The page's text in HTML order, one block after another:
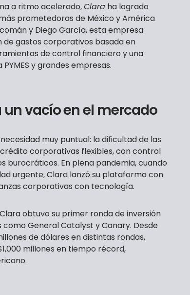
a ritmo acelerado,Clara ha logrado
prometedoras de México y América
y Diego García, esta empresa
gastos corporativos basada en
de control financiero y una
y grandes empresas.
vacío en el mercado
muy puntual: la dificultad de las
corporativas flexibles, con control
burocráticos. En plena pandemia, cuando
urgente, Clara lanzó su plataforma con
corporativas con tecnología.
obtuvo su primer ronda de inversión
General Catalyst y Canary. Desde
de dólares en distintas rondas,
millones en tiempo récord,